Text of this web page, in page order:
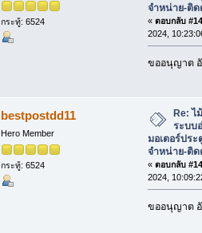
กระทู้: 6524
จำหน่าย-ติด
« ตอบกลับ
2024,
ขออนุญาต
bestpostdd11
Hero Member
กระทู้: 6524
Re:
ระบบ
มอเตอร์ประ
จำหน่าย-ติด
« ตอบกลับ
2024,
ขออนุญาต